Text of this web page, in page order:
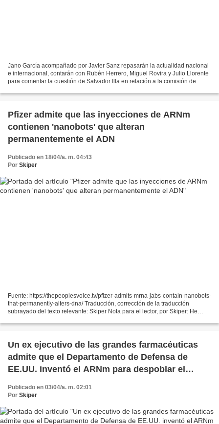
Jano García acompañado por Javier Sanz repasarán la actualidad nacional
e internacional, contarán con Rubén Herrero, Miguel Rovira y Julio Llorente
para comentar la cuestión de Salvador Illa en relación a la comisión de
Pfizer admite que las inyecciones de ARNm
contienen 'nanobots' que alteran
permanentemente el ADN
Publicado en 18/04/a. m. 04:43
Por Skiper
Fuente: https://thepeoplesvoice.tv/pfizer-admits-mrna-jabs-contain-nanobots-
that-permanently-alters-dna/ Traducción, corrección de la traducción
subrayado del texto relevante: Skiper Nota para el lector, por Skiper: He
Un ex ejecutivo de las grandes farmacéuticas
admite que el Departamento de Defensa de
EE.UU. inventó el ARNm para despoblar el
Publicado en 03/04/a. m. 02:01
Por Skiper